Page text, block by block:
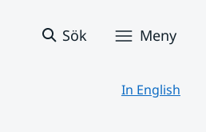
Sök Meny
In English